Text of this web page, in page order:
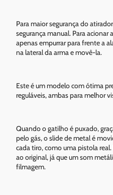
Para maior segurança do
segurança manual. Para acionar
apenas empurrar para frente a
na lateral da arma e movê-la.
Este é um modelo com ótima
reguláveis, ambas para melhor
Quando o gatilho é puxado,
pelo gás, o slide de metal é
cada tiro, como uma pistola
ao original, já que um som
filmagem.